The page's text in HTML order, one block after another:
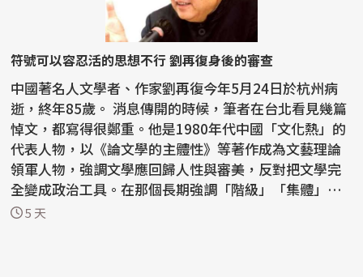
符號可以容忍活的思想不行 劉再復身後的審查
中國著名人文學者、作家劉再復今年5月24日於杭州病
逝，終年85歲。 消息傳開的時候，筆者在台北看見幾篇
悼文，都寫得很鄭重。他是1980年代中國「文化熱」的
代表人物，以《論文學的主體性》等著作成為文藝理論
領軍人物，強調文學應回歸人性與審美，反對把文學完
全變成政治工具。在那個長期強調「階級」「集體」
「革命敘...
5 天